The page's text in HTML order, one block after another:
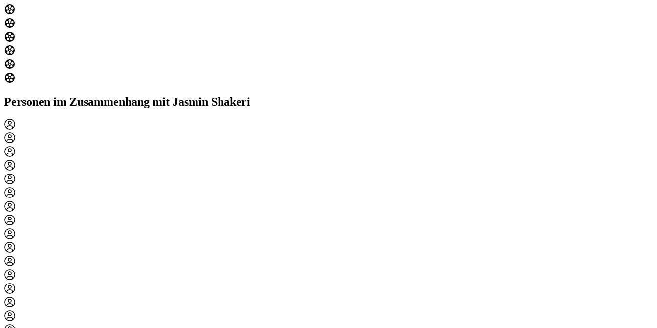
Personen im Zusammenhang mit Jasmin Shakeri